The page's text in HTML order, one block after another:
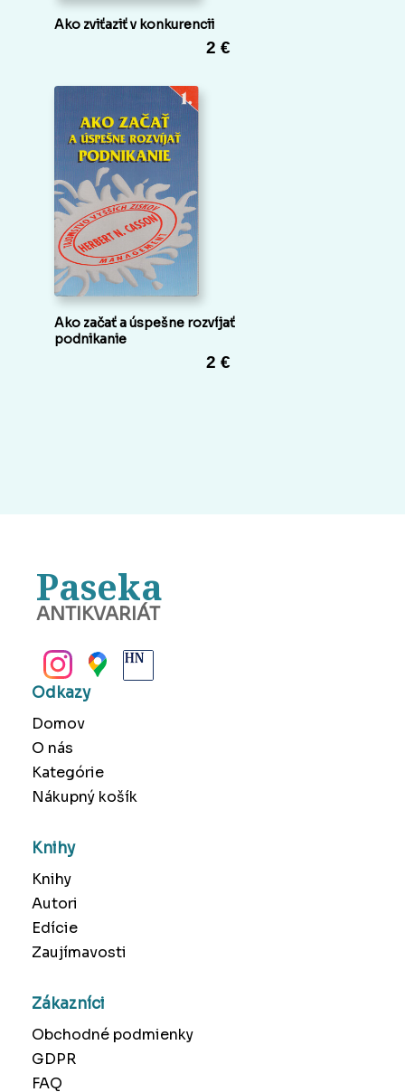
Ako zviťaziť v konkurencii
2 €
Ako začať a úspešne rozvíjať
podnikanie
2 €
Paseka
ANTIKVARIÁT
Odkazy
Domov
O nás
Kategórie
Nákupný košík
Knihy
Knihy
Autori
Edície
Zaujímavosti
Zákazníci
Obchodné podmienky
GDPR
FAQ